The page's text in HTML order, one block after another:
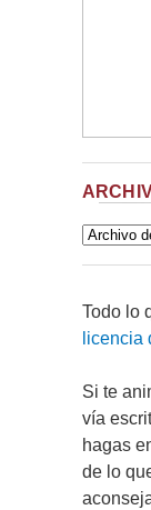
Todo lo
licencia
Si te
vía
hagas
de lo